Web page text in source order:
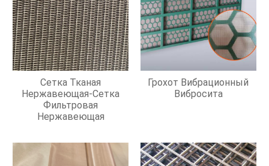
Сетка Тканая
Нержавеющая-Сетка
Фильтровая
Нержавеющая
Грохот Вибрационный
Вибросита